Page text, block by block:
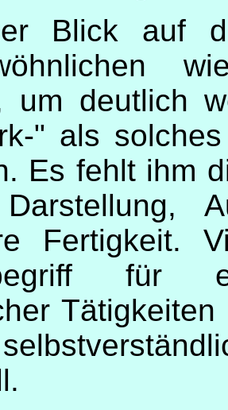
Blick auf
um deutlich
" als
Es fehlt ihm
Fertigkeit.
für